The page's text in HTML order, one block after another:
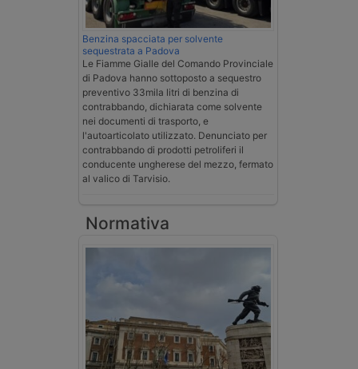
Benzina spacciata per solvente
sequestrata a Padova
Le Fiamme Gialle del Comando Provinciale
di Padova hanno sottoposto a sequestro
preventivo 33mila litri di benzina di
contrabbando, dichiarata come solvente
nei documenti di trasporto, e
l'autoarticolato utilizzato. Denunciato per
contrabbando di prodotti petroliferi il
conducente ungherese del mezzo, fermato
al valico di Tarvisio.
Normativa